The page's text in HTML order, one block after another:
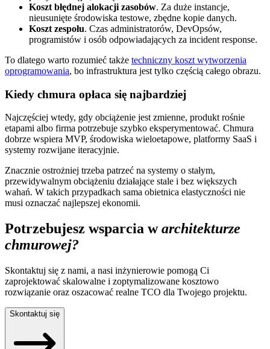
Koszt błędnej alokacji zasobów. Za duże instancje,
nieusunięte środowiska testowe, zbędne kopie danych.
Koszt zespołu. Czas administratorów, DevOpsów,
programistów i osób odpowiadających za incident response.
To dlatego warto rozumieć także techniczny koszt wytworzenia
oprogramowania, bo infrastruktura jest tylko częścią całego obrazu.
Kiedy chmura opłaca się najbardziej
Najczęściej wtedy, gdy obciążenie jest zmienne, produkt rośnie
etapami albo firma potrzebuje szybko eksperymentować. Chmura
dobrze wspiera MVP, środowiska wieloetapowe, platformy SaaS i
systemy rozwijane iteracyjnie.
Znacznie ostrożniej trzeba patrzeć na systemy o stałym,
przewidywalnym obciążeniu działające stale i bez większych
wahań. W takich przypadkach sama obietnica elastyczności nie
musi oznaczać najlepszej ekonomii.
Potrzebujesz wsparcia warchitekturze
chmurowej?
Skontaktuj się z nami, a nasi inżynierowie pomogą Ci
zaprojektować skalowalne i zoptymalizowane kosztowo
rozwiązanie oraz oszacować realne TCO dla Twojego projektu.
Skontaktuj się